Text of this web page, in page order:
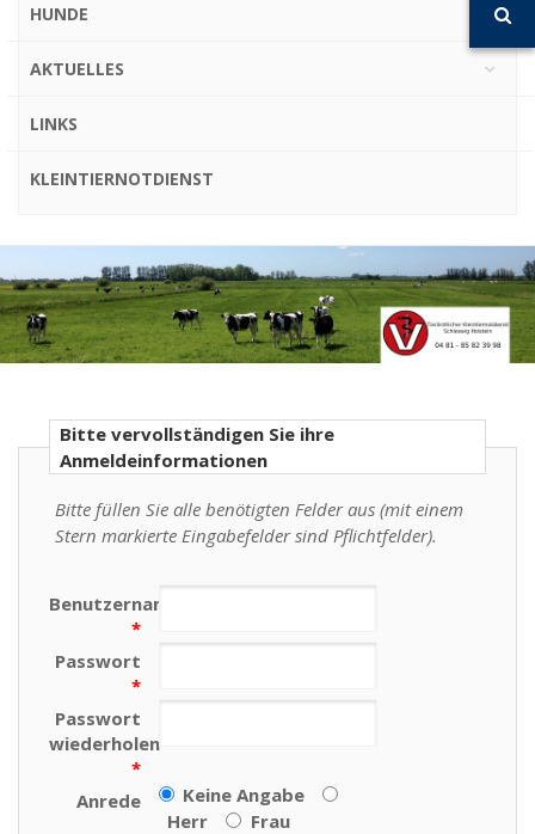
HUNDE
AKTUELLES
LINKS
KLEINTIERNOTDIENST
Bitte vervollständigen Sie ihre
Anmeldeinformationen
Bitte füllen Sie alle benötigten Felder aus (mit einem
Stern markierte Eingabefelder sind Pflichtfelder).
Benutzername
*
Passwort
*
Passwort
wiederholen
*
Anrede
Keine Angabe
Herr
Frau